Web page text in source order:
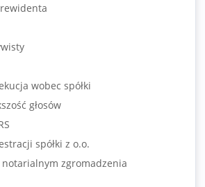
wobec spółki
głosów
spółki z o.o.
notarialnym zgromadzenia